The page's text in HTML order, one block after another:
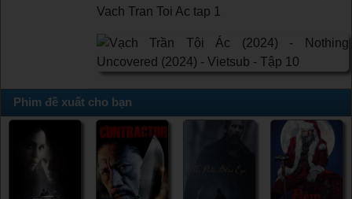
Vach Tran Toi Ac tap 1
Phim đề xuất cho bạn